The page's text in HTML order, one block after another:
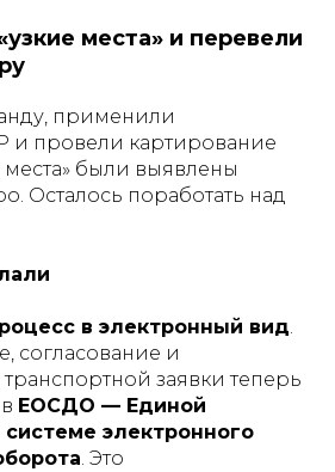
места» и перевели
применили
и провели картирование
места» были выявлены
Осталось поработать над
в электронный вид.
согласование и
заявки теперь
ЕОСДО — Единой
системе электронного
. Это